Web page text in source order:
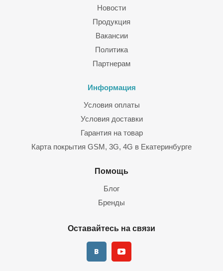
Новости
Продукция
Вакансии
Политика
Партнерам
Информация
Условия оплаты
Условия доставки
Гарантия на товар
Карта покрытия GSM, 3G, 4G в Екатеринбурге
Помощь
Блог
Бренды
Оставайтесь на связи